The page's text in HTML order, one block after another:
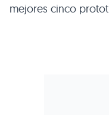
mejores cinco